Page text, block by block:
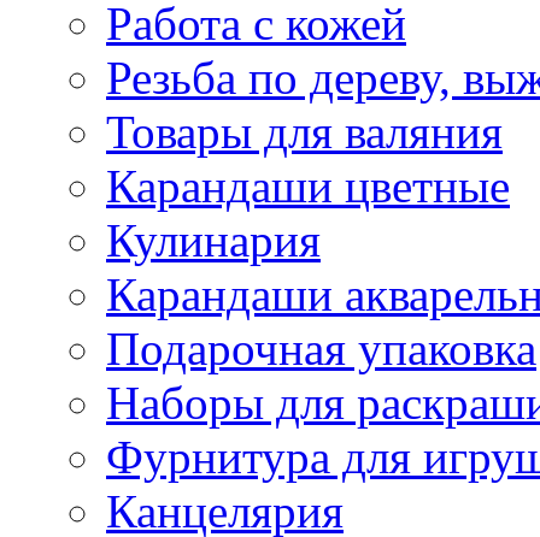
Работа с кожей
Резьба по дереву,
Товары для валяния
Карандаши цветные
Кулинария
Карандаши
Подарочная упаковка
Наборы для
Фурнитура для
Канцелярия